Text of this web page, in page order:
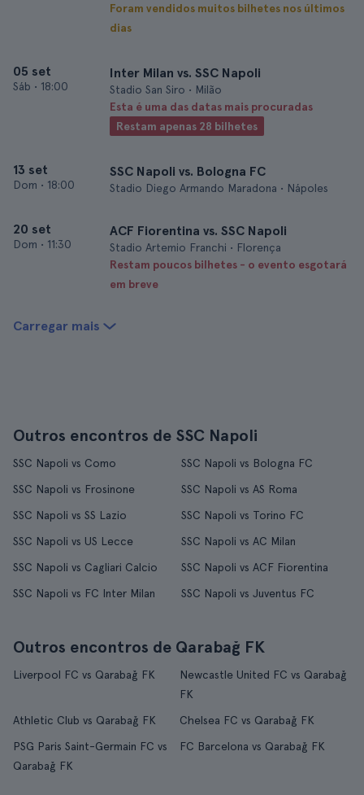
Foram vendidos muitos bilhetes nos últimos
dias
05 set
Sáb • 18:00
Inter Milan vs. SSC Napoli
Stadio San Siro • Milão
Esta é uma das datas mais procuradas
Restam apenas 28 bilhetes
13 set
Dom • 18:00
SSC Napoli vs. Bologna FC
Stadio Diego Armando Maradona • Nápoles
20 set
Dom • 11:30
ACF Fiorentina vs. SSC Napoli
Stadio Artemio Franchi • Florença
Restam poucos bilhetes - o evento esgotará
em breve
Carregar mais
Outros encontros de SSC Napoli
SSC Napoli vs Como
SSC Napoli vs Bologna FC
SSC Napoli vs Frosinone
SSC Napoli vs AS Roma
SSC Napoli vs SS Lazio
SSC Napoli vs Torino FC
SSC Napoli vs US Lecce
SSC Napoli vs AC Milan
SSC Napoli vs Cagliari Calcio
SSC Napoli vs ACF Fiorentina
SSC Napoli vs FC Inter Milan
SSC Napoli vs Juventus FC
Outros encontros de Qarabağ FK
Liverpool FC vs Qarabağ FK
Newcastle United FC vs Qarabağ
FK
Athletic Club vs Qarabağ FK
Chelsea FC vs Qarabağ FK
PSG Paris Saint-Germain FC vs
Qarabağ FK
FC Barcelona vs Qarabağ FK